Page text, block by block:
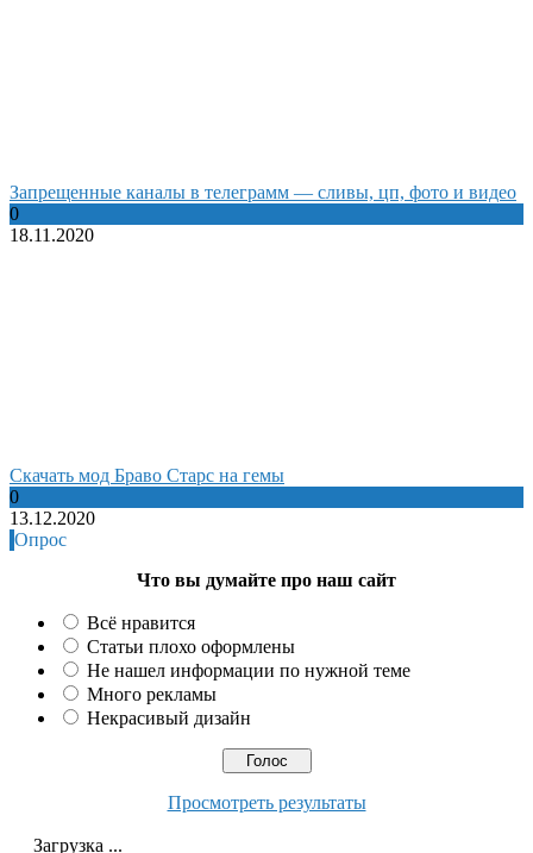
Запрещенные каналы в телеграмм — сливы, цп, фото и видео
0
18.11.2020
Cкачать мод Браво Старс на гемы
0
13.12.2020
Опрос
Что вы думайте про наш сайт
Всё нравится
Статьи плохо оформлены
Не нашел информации по нужной теме
Много рекламы
Некрасивый дизайн
Просмотреть результаты
Загрузка ...